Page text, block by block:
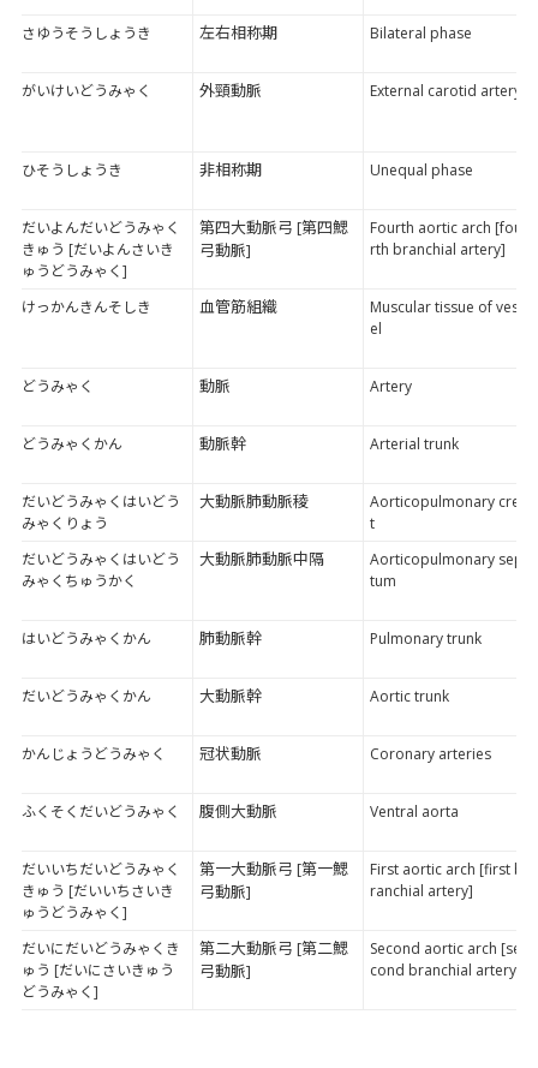
さゆうそうしょうき 左右相称期 Bilateral phase
がいけいどうみゃく 外頸動脈 External carotid artery
ひそうしょうき 非相称期 Unequal phase
だいよんだいどうみゃく
きゅう [だいよんさいき
ゅうどうみゃく]
第四大動脈弓 [第四鰓
弓動脈]
Fourth aortic arch [fou
rth branchial artery]
けっかんきんそしき 血管筋組織
Muscular tissue of vess
el
どうみゃく 動脈 Artery
どうみゃくかん 動脈幹 Arterial trunk
だいどうみゃくはいどう
みゃくりょう
大動脈肺動脈稜
Aorticopulmonary cres
t
だいどうみゃくはいどう
みゃくちゅうかく
大動脈肺動脈中隔
Aorticopulmonary sep
tum
はいどうみゃくかん 肺動脈幹 Pulmonary trunk
だいどうみゃくかん 大動脈幹 Aortic trunk
かんじょうどうみゃく 冠状動脈 Coronary arteries
ふくそくだいどうみゃく 腹側大動脈 Ventral aorta
だいいちだいどうみゃく
きゅう [だいいちさいき
ゅうどうみゃく]
第一大動脈弓 [第一鰓
弓動脈]
First aortic arch [first b
ranchial artery]
だいにだいどうみゃくき
ゅう [だいにさいきゅう
どうみゃく]
第二大動脈弓 [第二鰓
弓動脈]
Second aortic arch [se
cond branchial artery]